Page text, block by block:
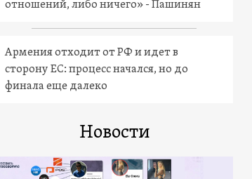
отношений, либо ничего» - Пашинян
Армения отходит от РФ и идет в
сторону ЕС: процесс начался, но до
финала еще далеко
Новости